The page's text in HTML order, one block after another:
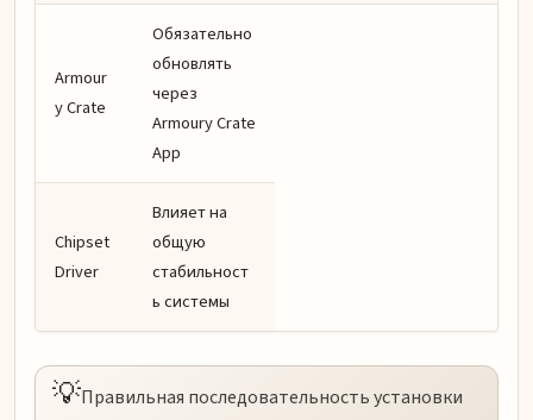
Armour
y Crate
Обязательно
обновлять
через
Armoury Crate
App
Chipset
Driver
Влияет на
общую
стабильност
ь системы
💡Правильная последовательность установки